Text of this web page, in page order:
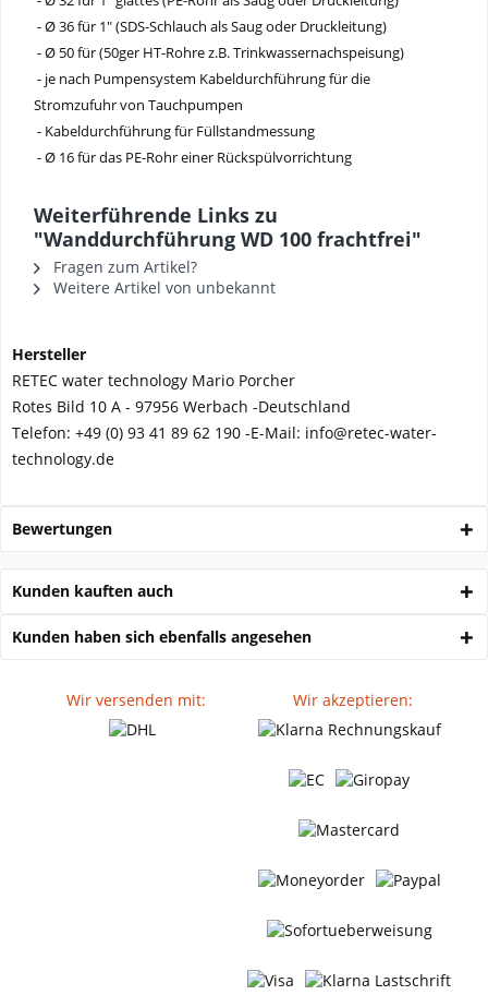
- Ø 36 für 1" (SDS-Schlauch als Saug oder Druckleitung)
- Ø 50 für (50ger HT-Rohre z.B. Trinkwassernachspeisung)
- je nach Pumpensystem Kabeldurchführung für die
Stromzufuhr von Tauchpumpen
- Kabeldurchführung für Füllstandmessung
- Ø 16 für das PE-Rohr einer Rückspülvorrichtung
Weiterführende Links zu
"Wanddurchführung WD 100 frachtfrei"
Fragen zum Artikel?
Weitere Artikel von unbekannt
Hersteller
RETEC water technology Mario Porcher
Rotes Bild 10 A - 97956 Werbach -Deutschland
Telefon: +49 (0) 93 41 89 62 190 -E-Mail: info@retec-water-
technology.de
Bewertungen
Kunden kauften auch
Kunden haben sich ebenfalls angesehen
Wir versenden mit: Wir akzeptieren: